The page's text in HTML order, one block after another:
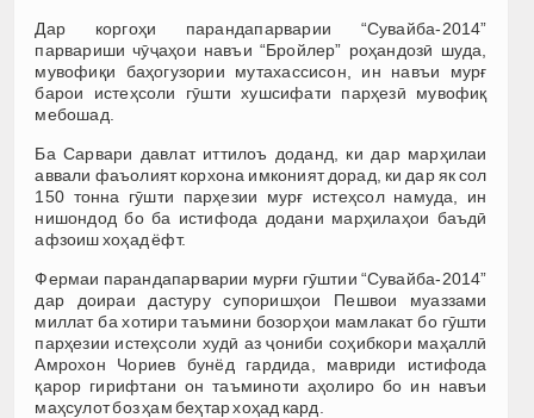
Дар коргоҳи парандапарварии “Сувайба-2014”
парвариши чӯҷаҳои навъи “Бройлер” роҳандозӣ шуда,
мувофиқи баҳогузории мутахассисон, ин навъи мурғ
барои истеҳсоли гӯшти хушсифати парҳезӣ мувофиқ
мебошад.
Ба Сарвари давлат иттилоъ доданд, ки дар марҳилаи
аввали фаъолият корхона имконият дорад, ки дар як сол
150 тонна гӯшти парҳезии мурғ истеҳсол намуда, ин
нишондод бо ба истифода додани марҳилаҳои баъдӣ
афзоиш хоҳад ёфт.
Фермаи парандапарварии мурғи гӯштии “Сувайба-2014”
дар доираи дастуру супоришҳои Пешвои муаззами
миллат ба хотири таъмини бозорҳои мамлакат бо гӯшти
парҳезии истеҳсоли худӣ аз ҷониби соҳибкори маҳаллӣ
Амрохон Чориев бунёд гардида, мавриди истифода
қарор гирифтани он таъминоти аҳолиро бо ин навъи
маҳсулот боз ҳам беҳтар хоҳад кард.